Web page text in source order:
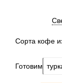
Сорта кофе
Готовим